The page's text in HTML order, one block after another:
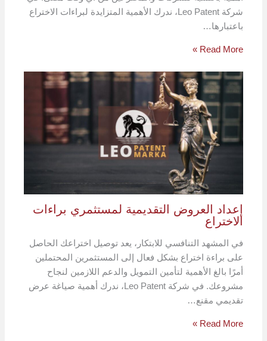
شركة Leo Patent، ندرك الأهمية المتزايدة لبراءات الاختراع
باعتبارها…
Read More »
إعداد العروض التقديمية لمستثمري براءات
الاختراع
في المشهد التنافسي للابتكار، يعد توصيل اختراعك ​​الحاصل
على براءة اختراع بشكل فعال إلى المستثمرين المحتملين
أمرًا بالغ الأهمية لتأمين التمويل والدعم اللازمين لنجاح
مشروعك. في شركة Leo Patent، ندرك أهمية صياغة عرض
تقديمي مقنع…
Read More »